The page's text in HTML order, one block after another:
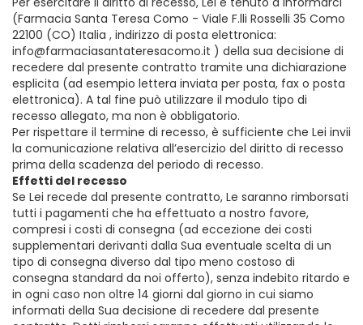
(Farmacia Santa Teresa Como - Viale F.lli Rosselli 35 Como
22100 (CO) Italia , indirizzo di posta elettronica:
info@farmaciasantateresacomo.it ) della sua decisione di
recedere dal presente contratto tramite una dichiarazione
esplicita (ad esempio lettera inviata per posta, fax o posta
elettronica). A tal fine può utilizzare il modulo tipo di
recesso allegato, ma non è obbligatorio.
Per rispettare il termine di recesso, è sufficiente che Lei invii
la comunicazione relativa all’esercizio del diritto di recesso
prima della scadenza del periodo di recesso.
Effetti del recesso
Se Lei recede dal presente contratto, Le saranno rimborsati
tutti i pagamenti che ha effettuato a nostro favore,
compresi i costi di consegna (ad eccezione dei costi
supplementari derivanti dalla Sua eventuale scelta di un
tipo di consegna diverso dal tipo meno costoso di
consegna standard da noi offerto), senza indebito ritardo e
in ogni caso non oltre 14 giorni dal giorno in cui siamo
informati della Sua decisione di recedere dal presente